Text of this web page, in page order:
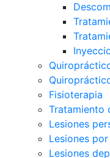
Fisioterapia
Tratamiento
Lesiones
Lesiones
Lesiones